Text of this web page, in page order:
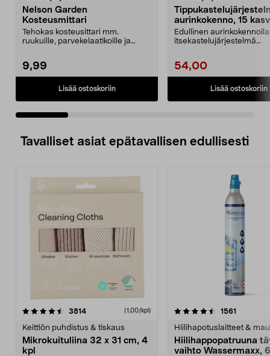
Nelson Garden
Kosteusmittari
Tehokas kosteusittari mm.
ruukuille, parvekelaatikoille ja
9,99
Lisää ostoskoriin
aurinkokenno, 15
Edullinen
itsekastelujärjestelmä
54,00
Lisää ostoskoriin
Tavalliset asiat epätavallisen edullisesti
3814arvostelut (1,00/kpl)
Keittiön puhdistus & tiskaus
Mikrokuituliina 32 x 31 cm, 4
kpl
4.5viidestä
1561
Hiilihapotuslaitteet &
Hiilihappopatruuna
vaihto Wassermaxx,
4.5viidestä